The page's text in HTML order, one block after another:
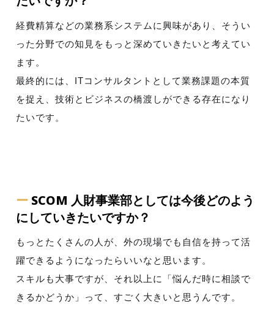
経費精算などの業務系システムに興味があり、そうい
った分野での知見をもっと深めていきたいと考えてい
ます。
最終的には、ITコンサルタントとして業務課題の本質
を捉え、技術とビジネスの橋渡しができる存在になり
たいです。
ー SCOM 人財事業部としては今後どのよう
にしていきたいですか？
もっとたくさんの人が、外の現場でも自信を持って活
躍できるようになったらいいなと思います。
スキルも大事ですが、それ以上に「悩んだ時に相談で
きるかどうか」って、すごく大きいと思うんです。